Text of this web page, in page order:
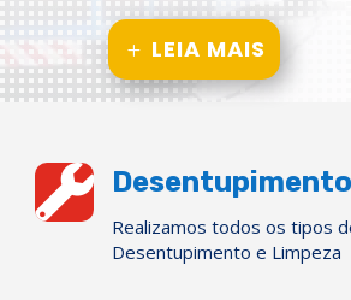
LEIA MAIS
 Desentupimento
Realizamos todos os tipos
Desentupimento e Limpeza